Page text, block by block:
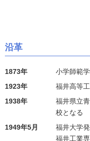
沿革
1873年
小学師範
1923年
福井高等
1938年
福井県立
校となる
1949年5月
福井大学
福井工業